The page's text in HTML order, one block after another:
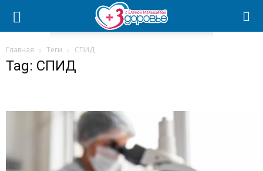
Главная Теги СПИД
Tag: СПИД